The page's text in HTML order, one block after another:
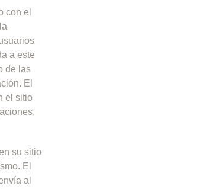
con el
a este
de las
El
el sitio
su sitio
El
al